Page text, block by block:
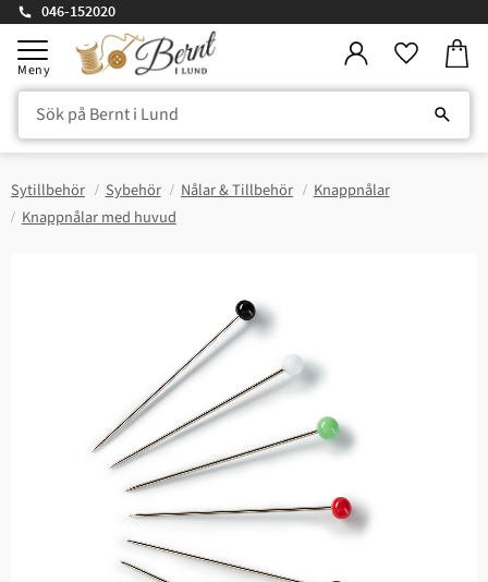
Meny
046-152020
Sytillbehör Sybehör Nålar & Tillbehör
Knappnålar
Knappnålar med huvud